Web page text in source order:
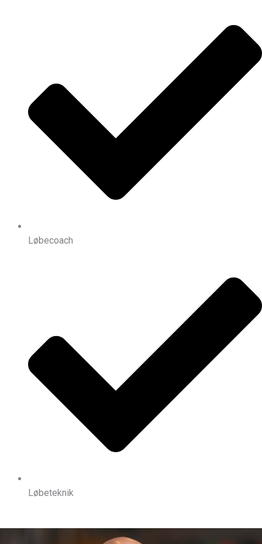
Løbecoach
Løbeteknik